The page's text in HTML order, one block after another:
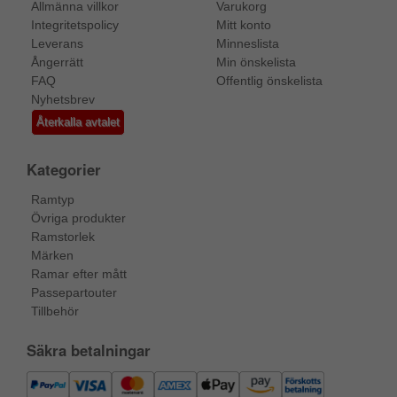
Allmänna villkor
Integritetspolicy
Leverans
Ångerrätt
FAQ
Nyhetsbrev
Återkalla avtalet
Varukorg
Mitt konto
Minneslista
Min önskelista
Offentlig önskelista
Kategorier
Ramtyp
Övriga produkter
Ramstorlek
Märken
Ramar efter mått
Passepartouter
Tillbehör
Säkra betalningar